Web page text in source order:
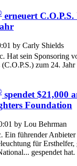
erneuert
by Carly Shields
Hat sein Sponsoring
zum 24.
spendet $21,000
Foundation
by Lou Behrman
Ein führender Anbieter
für Ersthelfer,
gespendet hat.